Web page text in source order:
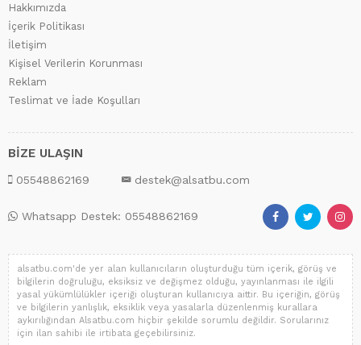
Hakkımızda
İçerik Politikası
İletişim
Kişisel Verilerin Korunması
Reklam
Teslimat ve İade Koşulları
BİZE ULAŞIN
05548862169 destek@alsatbu.com
Whatsapp Destek: 05548862169
alsatbu.com'de yer alan kullanıcıların oluşturduğu tüm içerik, görüş ve
bilgilerin doğruluğu, eksiksiz ve değişmez olduğu, yayınlanması ile ilgili
yasal yükümlülükler içeriği oluşturan kullanıcıya aittir. Bu içeriğin, görüş
ve bilgilerin yanlışlık, eksiklik veya yasalarla düzenlenmiş kurallara
aykırılığından Alsatbu.com hiçbir şekilde sorumlu değildir. Sorularınız
için ilan sahibi ile irtibata geçebilirsiniz.